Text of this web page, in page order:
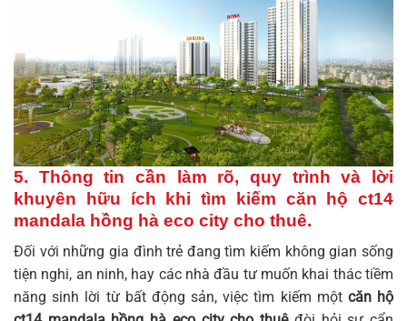
5. Thông tin cần làm rõ, quy trình và lời
khuyên hữu ích khi tìm kiếm căn hộ ct14
mandala hồng hà eco city cho thuê.
Đối với những gia đình trẻ đang tìm kiếm không gian sống
tiện nghi, an ninh, hay các nhà đầu tư muốn khai thác tiềm
năng sinh lời từ bất động sản, việc tìm kiếm một căn hộ